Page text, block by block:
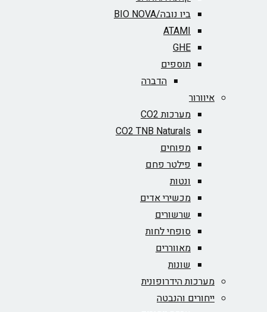
ביו נובה/BIO NOVA‏
ATAMI
GHE
תוספים
הדברה
איוורור
מערכות CO2
CO2 TNB Naturals
מפוחים
פילטר פחם
ונטות
מכשירי אדים
שרשורים
סופחי לחות
מאווררים
שונות
מערכות הידרופונית
ייחורים והנבטה